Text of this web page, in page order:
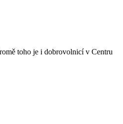
toho je i dobrovolnicí v Centru